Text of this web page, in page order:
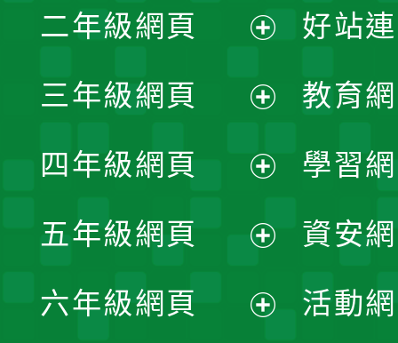
開
選
單
二年級網頁
開
選
單
三年級網頁
開
選
單
四年級網頁
開
選
五年級網頁
開
六年級網頁
好站
教育
學習
資安
活動